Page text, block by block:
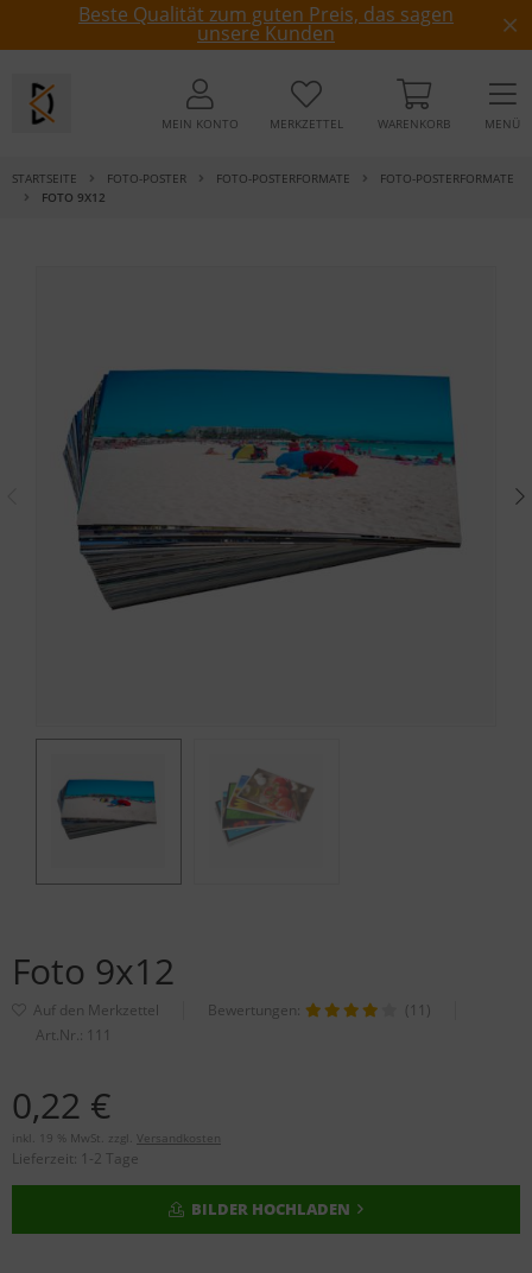
Beste Qualität zum guten Preis, das sagen
unsere Kunden
MEIN KONTO MERKZETTEL WARENKORB MENÜ
STARTSEITE FOTO-POSTER FOTO-POSTERFORMATE
FOTO-POSTERFORMATE
FOTO 9X12
Foto 9x12
Bewertungen:
(11)
Art.Nr.: 111
0,22 €
inkl. 19 % MwSt. zzgl. Versandkosten
Lieferzeit: 1-2 Tage
BILDER HOCHLADEN